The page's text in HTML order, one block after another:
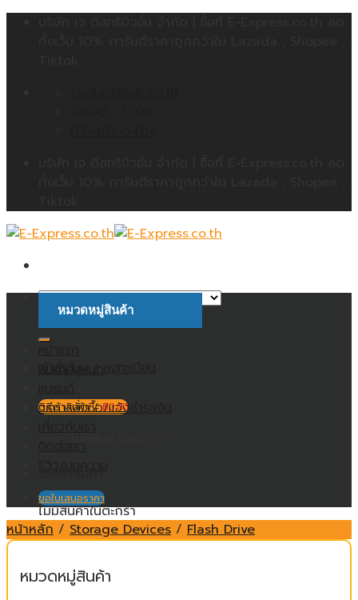
ค้นหา:
ตะกร้าสินค้า /฿0.00
ไม่มีสินค้าในตะกร้า
หมวดหมู่สินค้า
วิธีการสั่งซื้อ/แจ้งชำระเงิน
ติดต่อเรา
ขอใบเสนอราคา
หน้าหลัก / Storage Devices / Flash Drive
หมวดหมู่สินค้า